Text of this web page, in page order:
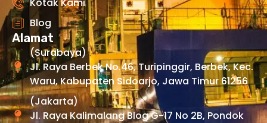
Kotak Kami
Blog
Alamat
(Surabaya)
Jl. Raya Berbek No.46, Turipinggir, Berbek, Kec.
Waru, Kabupaten Sidoarjo, Jawa Timur 61256
(Jakarta)
Jl. Raya Kalimalang Blog G-17 No 2B, Pondok